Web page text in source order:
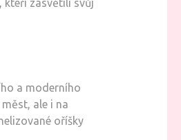
kteří zasvětili svůj
a moderního
ale i na
oříšky